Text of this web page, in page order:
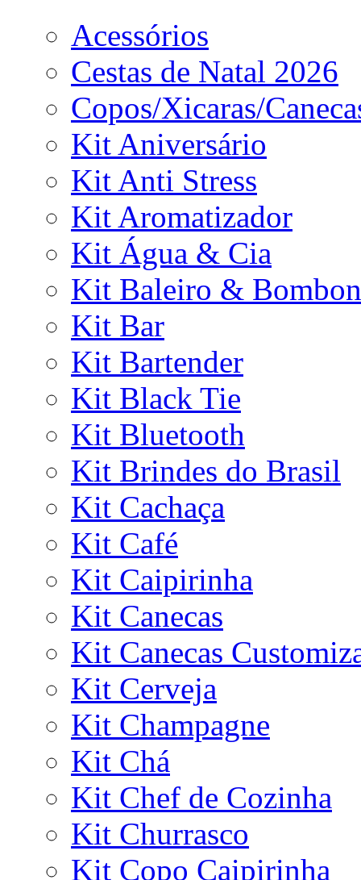
Acessórios
Cestas de Natal 2026
Copos/Xicaras/
Kit Aniversário
Kit Anti Stress
Kit Aromatizador
Kit Água & Cia
Kit Baleiro &
Kit Bar
Kit Bartender
Kit Black Tie
Kit Bluetooth
Kit Brindes do Brasil
Kit Cachaça
Kit Café
Kit Caipirinha
Kit Canecas
Kit Canecas
Kit Cerveja
Kit Champagne
Kit Chá
Kit Chef de Cozinha
Kit Churrasco
Kit Copo Caipirinha